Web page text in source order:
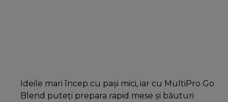
Ideile mari încep cu pași mici, iar cu MultiPro Go
Blend puteți prepara rapid mese și băuturi